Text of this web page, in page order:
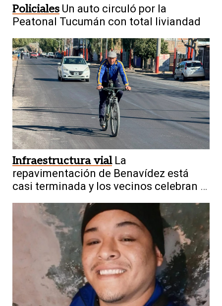
Policiales Un auto circuló por la
Peatonal Tucumán con total liviandad
Infraestructura vial La
repavimentación de Benavídez está
casi terminada y los vecinos celebran el